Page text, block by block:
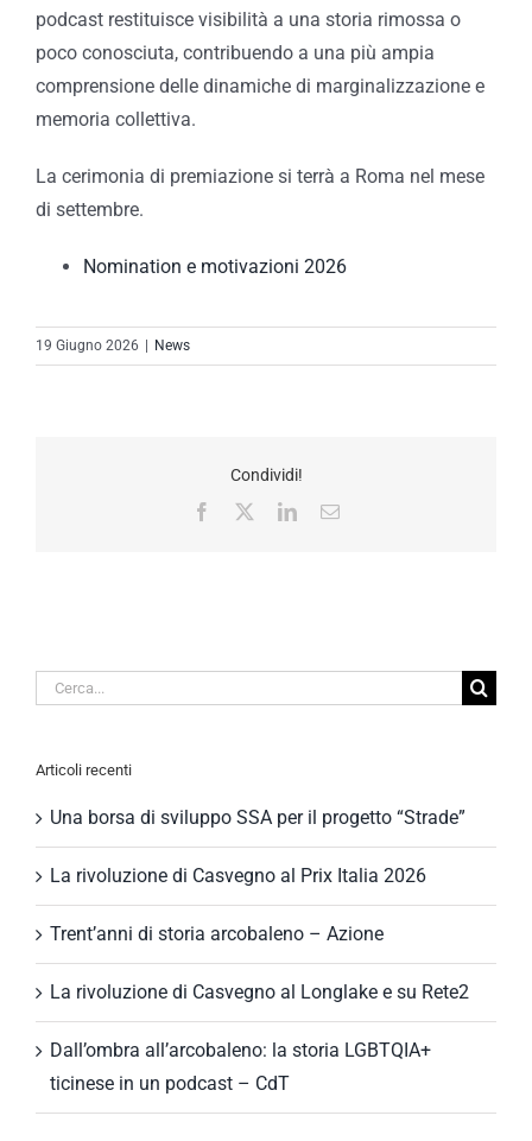
podcast restituisce visibilità a una storia rimossa o
poco conosciuta, contribuendo a una più ampia
comprensione delle dinamiche di marginalizzazione e
memoria collettiva.
La cerimonia di premiazione si terrà a Roma nel mese
di settembre.
Nomination e motivazioni 2026
19 Giugno 2026 News
Condividi!
Facebook
LinkedInEmail
Cerca
Articoli recenti
Una borsa di sviluppo SSA per il progetto “Strade”
La rivoluzione di Casvegno al Prix Italia 2026
Trent’anni di storia arcobaleno – Azione
La rivoluzione di Casvegno al Longlake e su Rete2
Dall’ombra all’arcobaleno: la storia LGBTQIA+
ticinese in un podcast – CdT